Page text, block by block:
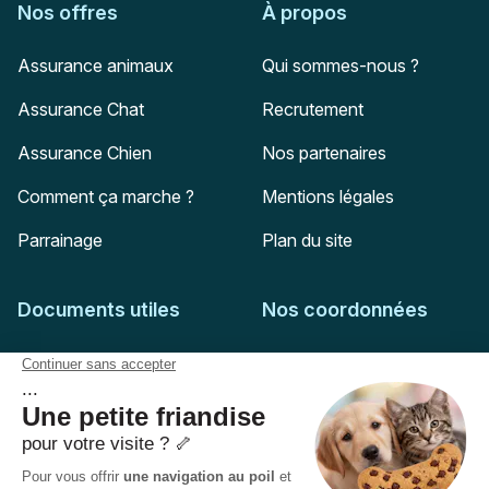
Nos offres
Assurance animaux
Assurance Chat
Assurance Chien
Comment ça marche ?
Parrainage
À propos
Qui sommes-nous ?
Recrutement
Nos partenaires
Mentions légales
Plan du site
Documents utiles
Feuille de soins
Conditions générales
Politique de confidentialité
Nos coordonnées
51-55 rue Hoche
94767
Ivry-sur-Seine
Pas encore client ?
Mail :
adhesion@assuropoil.com